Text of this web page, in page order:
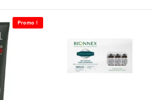
Promo !